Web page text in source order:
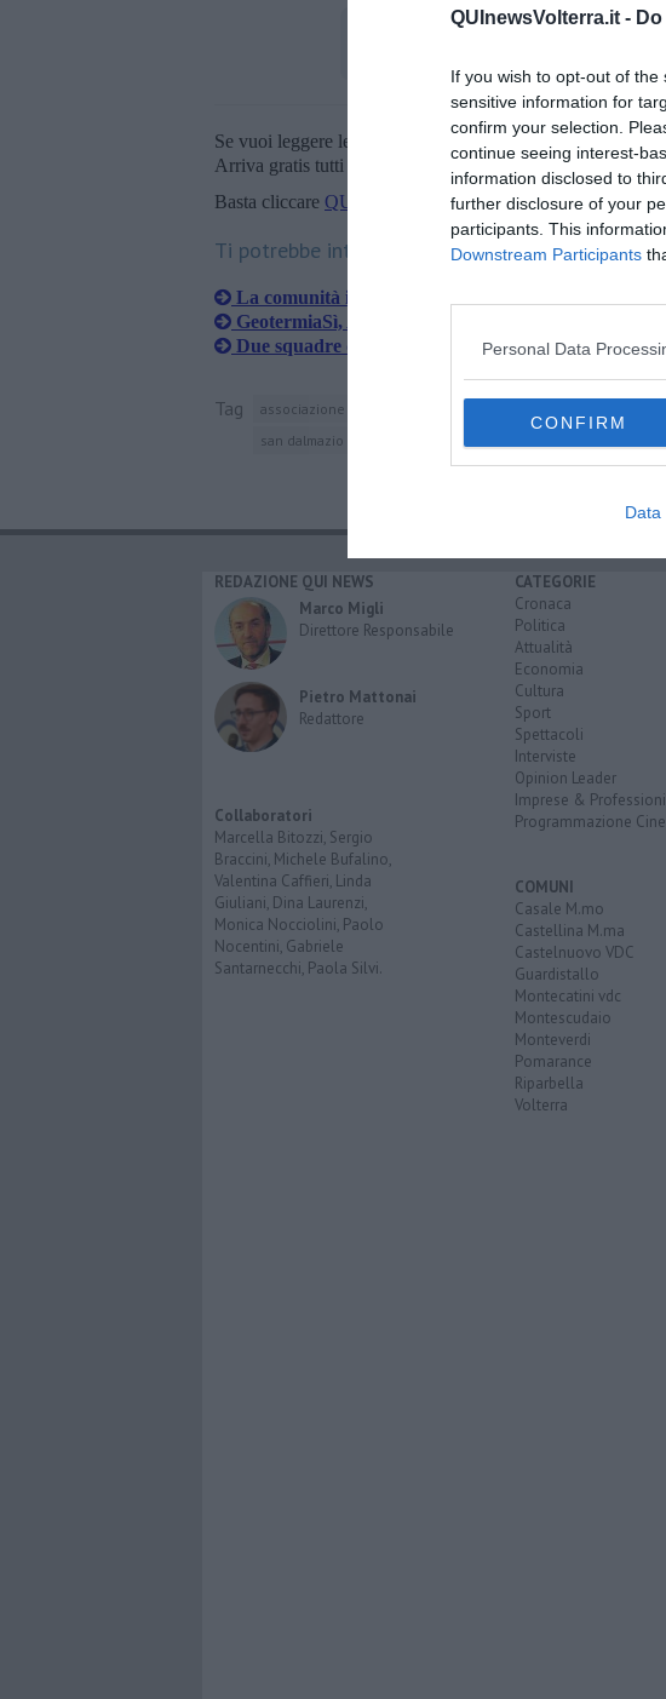
QUInewsVolterra.it -
If you wish to opt-out of
sensitive information for
confirm your selection.
continue seeing interest-
information disclosed to
further disclosure of your
participants. This
Downstream Participants
Personal Data
CONFIRM
Data
Se vuoi leggere le notizie principali della Toscana iscriviti
Arriva gratis tutti i giorni alle 20:00 direttamente nella tua
Basta cliccare QUI
Ti potrebbe interessare anche:
La comunità in lutto per la scomparsa di Mauro
GeotermiaSì, Anpas in campo per la sicurezza
Due squadre di volontari ad aiutare nelle Marche
Tag associazione nazionale pubbliche assistenze
san dalmazio
REDAZIONE QUI NEWS
Marco Migli
Direttore Responsabile
Pietro Mattonai
Redattore
Collaboratori
Marcella Bitozzi, Sergio
Braccini, Michele Bufalino,
Valentina Caffieri, Linda
Giuliani, Dina Laurenzi,
Monica Nocciolini, Paolo
Nocentini, Gabriele
Santarnecchi, Paola Silvi.
CATEGORIE
Cronaca
Politica
Attualità
Economia
Cultura
Sport
Spettacoli
Interviste
Opinion Leader
Imprese & Professioni
Programmazione
COMUNI
Casale M.mo
Castellina M.ma
Castelnuovo VDC
Guardistallo
Montecatini vdc
Montescudaio
Monteverdi
Pomarance
Riparbella
Volterra